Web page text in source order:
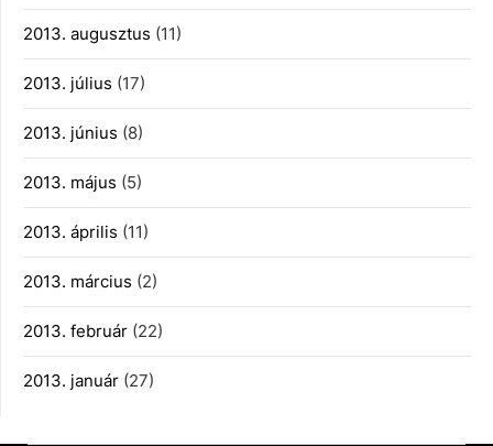
2013. augusztus (11)
2013. július (17)
2013. június (8)
2013. május (5)
2013. április (11)
2013. március (2)
2013. február (22)
2013. január (27)